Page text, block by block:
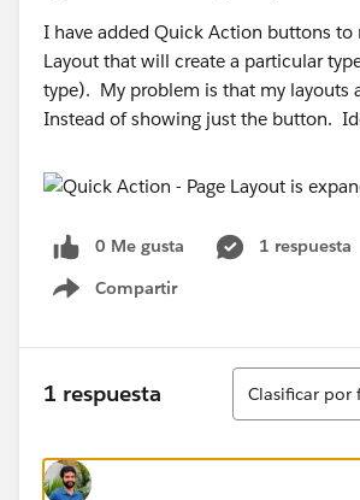
I have added Quick Action buttons
Layout that will create a particular
type). My problem is that my layouts
Instead of showing just the button.
0 Me gusta
1 respuesta
Compartir
Show menu
1 respuesta
Ordenar
Clasificar por